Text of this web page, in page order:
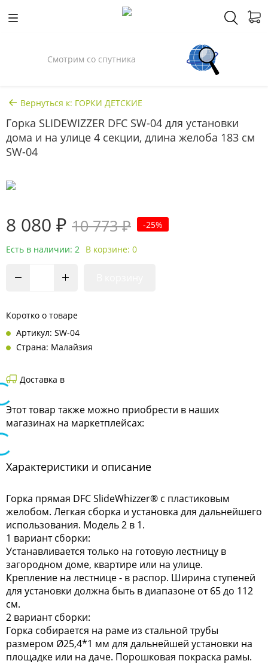
Смотрим со спутника
Вернуться к: ГОРКИ ДЕТСКИЕ
Горка SLIDEWIZZER DFC SW-04 для установки
дома и на улице 4 секции, длина желоба 183 см
SW-04
8 080 ₽ 10 773 ₽ -25%
Есть в наличии: 2 В корзине: 0
Коротко о товаре
Артикул: SW-04
Страна: Малайзия
Доставка в
Этот товар также можно приобрести в наших
магазинах на маркетплейсах:
Характеристики и описание
Горка прямая DFC SlideWhizzer® с пластиковым
желобом. Легкая сборка и установка для дальнейшего
использования. Модель 2 в 1.
1 вариант сборки:
Устанавливается только на готовую лестницу в
загородном доме, квартире или на улице.
Крепление на лестнице - в распор. Ширина ступеней
для установки должна быть в диапазоне от 65 до 112
см.
2 вариант сборки:
Горка собирается на раме из стальной трубы
размером Ø25,4*1 мм для дальнейшей установки на
площадке или на даче. Порошковая покраска рамы.